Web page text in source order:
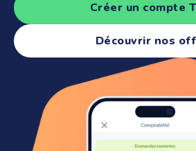
Créer un compte
Découvrir nos